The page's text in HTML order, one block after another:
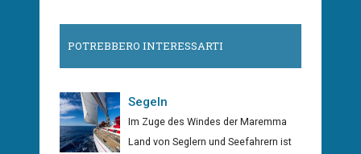
POTREBBERO INTERESSARTI
Segeln
Im Zuge des Windes der Maremma
Land von Seglern und Seefahrern ist